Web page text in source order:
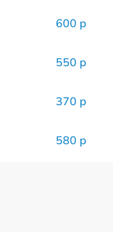
600 р
550 р
370 р
580 р